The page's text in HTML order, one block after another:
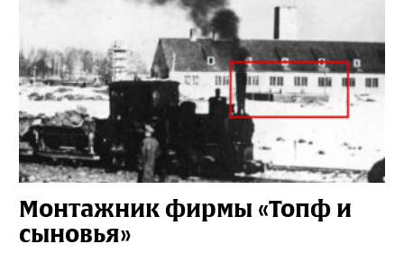
Монтажник фирмы «Топф и
сыновья»